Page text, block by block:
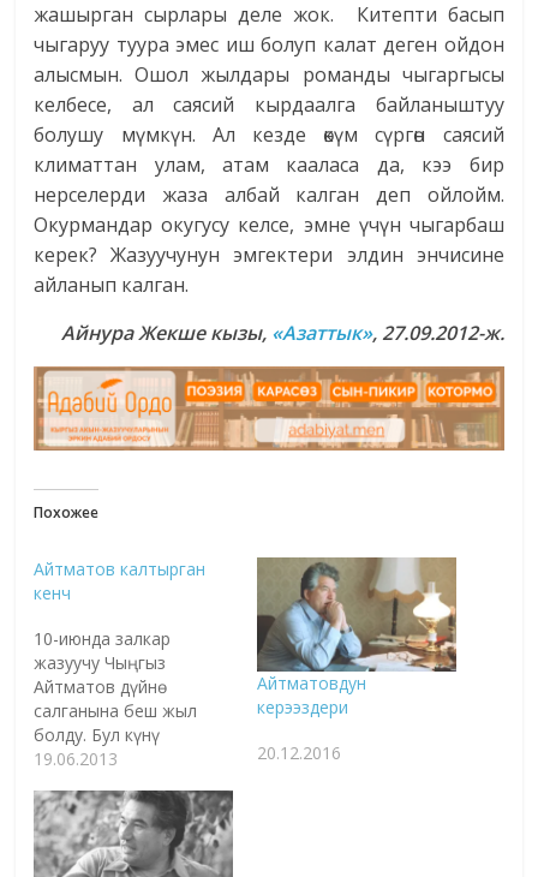
жашырган сырлары деле жок. Китепти басып
чыгаруу туура эмес иш болуп калат деген ойдон
алысмын. Ошол жылдары романды чыгаргысы
келбесе, ал саясий кырдаалга байланыштуу
болушу мүмкүн. Ал кезде өкүм сүргөн саясий
климаттан улам, атам кааласа да, кээ бир
нерселерди жаза албай калган деп ойлойм.
Окурмандар окугусу келсе, эмне үчүн чыгарбаш
керек? Жазуучунун эмгектери элдин энчисине
айланып калган.
Айнура Жекше кызы, «Азаттык», 27.09.2012-ж.
Похожее
Айтматов калтырган
кенч
10-июнда залкар
жазуучу Чыңгыз
Айтматов дүйнө
салганына беш жыл
болду. Бул күнү
окурмандар менен
жазуучунун адабий
мурастарын жана
алардын барк-баасын
19.06.2013
Айтматовдун
керээздери
20.12.2016